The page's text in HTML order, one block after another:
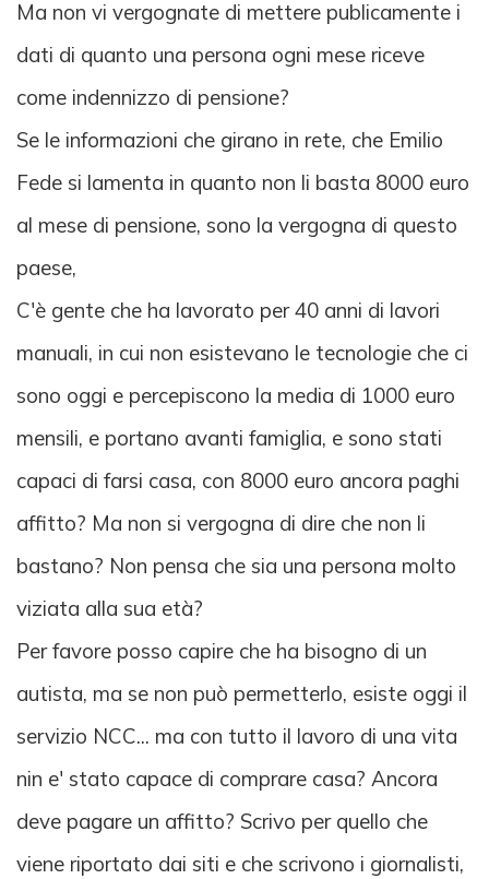
Ma non vi vergognate di mettere publicamente i
dati di quanto una persona ogni mese riceve
come indennizzo di pensione?
Se le informazioni che girano in rete, che Emilio
Fede si lamenta in quanto non li basta 8000 euro
al mese di pensione, sono la vergogna di questo
paese,
C'è gente che ha lavorato per 40 anni di lavori
manuali, in cui non esistevano le tecnologie che ci
sono oggi e percepiscono la media di 1000 euro
mensili, e portano avanti famiglia, e sono stati
capaci di farsi casa, con 8000 euro ancora paghi
affitto? Ma non si vergogna di dire che non li
bastano? Non pensa che sia una persona molto
viziata alla sua età?
Per favore posso capire che ha bisogno di un
autista, ma se non può permetterlo, esiste oggi il
servizio NCC... ma con tutto il lavoro di una vita
nin e' stato capace di comprare casa? Ancora
deve pagare un affitto? Scrivo per quello che
viene riportato dai siti e che scrivono i giornalisti,